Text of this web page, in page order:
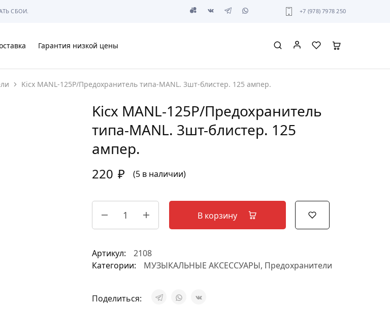
СБОИ. +7 (978) 7978 250
Гарантия низкой цены
Kicx MANL-125P/Предохранитель типа-MANL. 3шт-блистер. 125 ампер.
Kicx MANL-125P/Предохранитель
типа-MANL. 3шт-блистер. 125
ампер.
220 ₽ (5 в наличии)
В корзину
Артикул:
2108
Категории:
МУЗЫКАЛЬНЫЕ АКСЕССУАРЫ, Предохранители
Поделиться: